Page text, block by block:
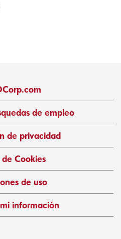
de empleo
de privacidad
Cookies
de uso
información